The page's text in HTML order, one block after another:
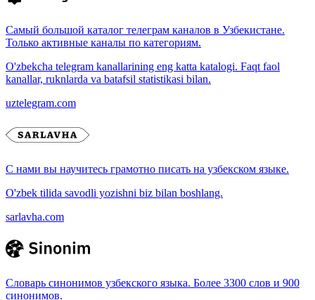
Самый большой каталог телеграм каналов в Узбекистане.
Только активные каналы по категориям.
O'zbekcha telegram kanallarining eng katta katalogi. Faqt faol
kanallar, ruknlarda va batafsil statistikasi bilan.
uztelegram.com
С нами вы научитесь грамотно писать на узбекском языке.
O'zbek tilida savodli yozishni biz bilan boshlang.
sarlavha.com
Словарь синонимов узбекского языка. Более 3300 слов и 900
синонимов.